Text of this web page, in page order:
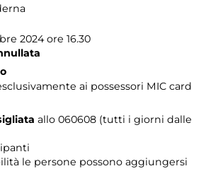
2024 ore 16.30
ai possessori MIC card
allo 060608 (tutti i giorni dalle
le persone possono aggiungersi